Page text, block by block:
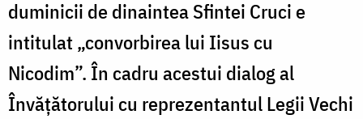
duminicii de dinaintea Sfintei Cruci e
intitulat „convorbirea lui Iisus cu
Nicodim”. În cadru acestui dialog al
Învățătorului cu reprezentantul Legii Vechi